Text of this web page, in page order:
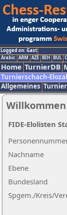
Logged on: Gast
Arabic ARM AZE BIH BUL
Home TurnierDB
Turnierschach-
Allgemeines
Nachname
Ebene
Bundesland
Spgem./Kreis/
FIDE-Elolisten